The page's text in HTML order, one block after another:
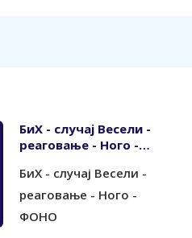
БиХ - случај Весели -
реаговање - Ного -
БиХ - случај Весели -
реаговање - Ного -
ФОНО